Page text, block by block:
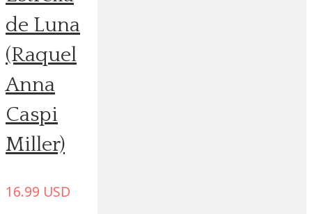
de Luna
(Raquel
Anna
Caspi
Miller)
16.99 USD